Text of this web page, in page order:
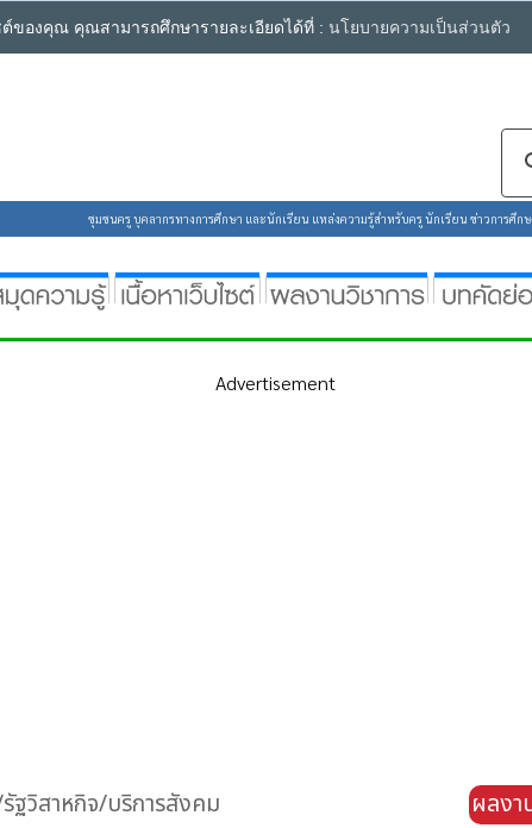
ของคุณ คุณสามารถศึกษารายละเอียดได้ที่ : นโยบายความเป็นส่วนตัว
ชุมชนครู บุคลากรทางการศึกษา และนักเรียน แหล่งความรู้สำหรับครู นักเรียน ข่าวการศึ
Advertisement
ฐวิสาหกิจ/บริการสังคม ผลงา